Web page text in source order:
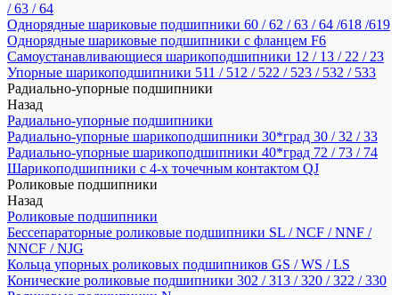
/ 63 / 64
Однорядные шариковые подшипники 60 / 62 / 63 / 64 /618 /619
Однорядные шариковые подшипники с фланцем F6
Самоустанавливающиеся шарикоподшипники 12 / 13 / 22 / 23
Упорные шарикоподшипники 511 / 512 / 522 / 523 / 532 / 533
Радиально-упорные подшипники
Назад
Радиально-упорные подшипники
Радиально-упорные шарикоподшипники 30*град 30 / 32 / 33
Радиально-упорные шарикоподшипники 40*град 72 / 73 / 74
Шарикоподшипники с 4-х точечным контактом QJ
Роликовые подшипники
Назад
Роликовые подшипники
Бессепараторные роликовые подшипники SL / NCF / NNF /
NNCF / NJG
Кольца упорных роликовых подшипников GS / WS / LS
Конические роликовые подшипники 302 / 313 / 320 / 322 / 330